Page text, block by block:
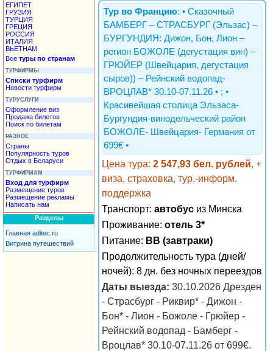
ЕГИПЕТ
ГРУЗИЯ
ТУРЦИЯ
ГРЕЦИЯ
РОССИЯ
ИТАЛИЯ
ВЬЕТНАМ
Все туры по странам
ТУРФИРМЫ
Списки турфирм
Новости турфирм
ТУРУСЛУГИ
Оформление виз
Продажа билетов
Поиск по билетам
РАЗНОЕ
Страны
Популярность туров
Отдых в Беларуси
ТУРФИРМАМ
Вход для турфирм
Размещение туров
Размещение рекламы
Написать нам
Разделы
Главная aditec.ru
Витрина путешествий
Тур во Францию: • Сказочный
БАМБЕРГ – СТРАСБУРГ (Эльзас) –
БУРГУНДИЯ: Дижон, Бон, Лион –
регион БОЖОЛЕ (дегустация вин) –
ГРЮЙЕР (Швейцария, дегустация
сыров)) – Рейнский водопад-
ВРОЦЛАВ* 30.10-07.11.26 • ; •
Красивейшая столица Эльзаса-
Бургундия-винодельческий район
БОЖОЛЕ- Швейцария- Германия от
699€ •
Цена тура: 2 547,93 бел. рублей, +
виза, страховка, тур.-информ.
поддержка
Транспорт: автобус из Минска
Проживание: отель 3*
Питание: BB (завтраки)
Продолжительность тура (дней/
ночей): 8 дн. без ночных переездов
Даты выезда: 30.10.2026 Дрезден
- Страсбург - Риквир* - Дижон -
Бон* - Лион - Божоле - Грюйер -
Рейнский водопад - Бамберг -
Вроцлав* 30.10-07.11.26 от 699€.